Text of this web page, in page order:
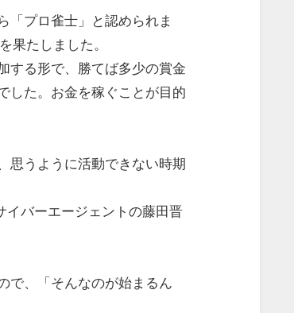
「プロ雀士」と認められま
果たしました。
する形で、勝てば多少の賞金
した。お金を稼ぐことが目的
思うように活動できない時期
イバーエージェントの藤田晋
で、「そんなのが始まるん